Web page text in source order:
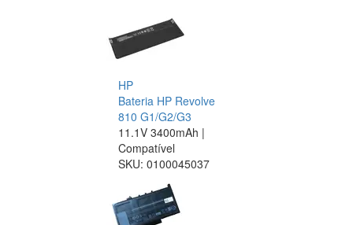
HP
Bateria HP Revolve
810 G1/G2/G3
11.1V 3400mAh |
Compatível
SKU: 0100045037